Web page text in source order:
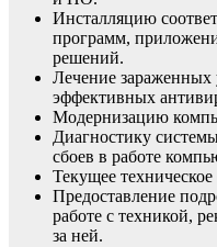
Инсталляцию
программ,
решений.
Лечение зараженных
эффективных
Модернизацию
Диагностику
сбоев в работе
Текущее
Предоставление
работе с техникой,
за ней.